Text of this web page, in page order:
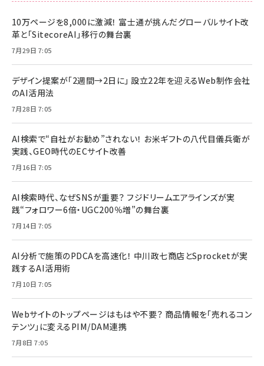
10万ページを8,000に激減！ 富士通が挑んだグローバルサイト改
革と「SitecoreAI」移行の舞台裏
7月29日 7:05
デザイン提案が「2週間→2日に」 設立22年を迎えるWeb制作会社
のAI活用法
7月28日 7:05
AI検索で“自社がお勧め”されない！ お米ギフトの八代目儀兵衛が
実践、GEO時代のECサイト改善
7月16日 7:05
AI検索時代、なぜSNSが重要？ フジドリームエアラインズが実
践“フォロワー6倍・UGC200％増”の舞台裏
7月14日 7:05
AI分析で施策のPDCAを高速化！ 中川政七商店とSprocketが実
践するAI活用術
7月10日 7:05
Webサイトのトップページはもはや不要？ 商品情報を「売れるコン
テンツ」に変えるPIM/DAM連携
7月8日 7:05